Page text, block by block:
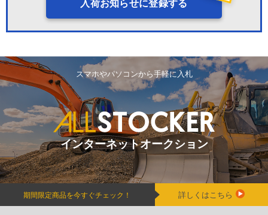
入荷お知らせに登録する
スマホやパソコンから手軽に入札
インターネットオークション
期間限定商品を今すぐチェック！ 詳しくはこちら